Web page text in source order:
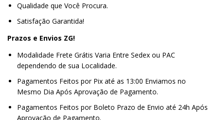
Qualidade que Você Procura.
Satisfação Garantida!
Prazos e Envios ZG!
Modalidade Frete Grátis Varia Entre Sedex ou PAC
dependendo de sua Localidade.
Pagamentos Feitos por Pix até as 13:00 Enviamos no
Mesmo Dia Após Aprovação de Pagamento.
Pagamentos Feitos por Boleto Prazo de Envio até 24h Após
Aprovação de Pagamento.